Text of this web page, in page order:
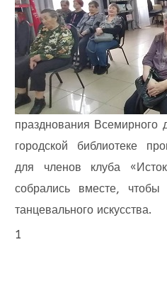
празднования Всемирного
городской библиотеке
для членов клуба
собрались вместе,
танцевального искусства.
1